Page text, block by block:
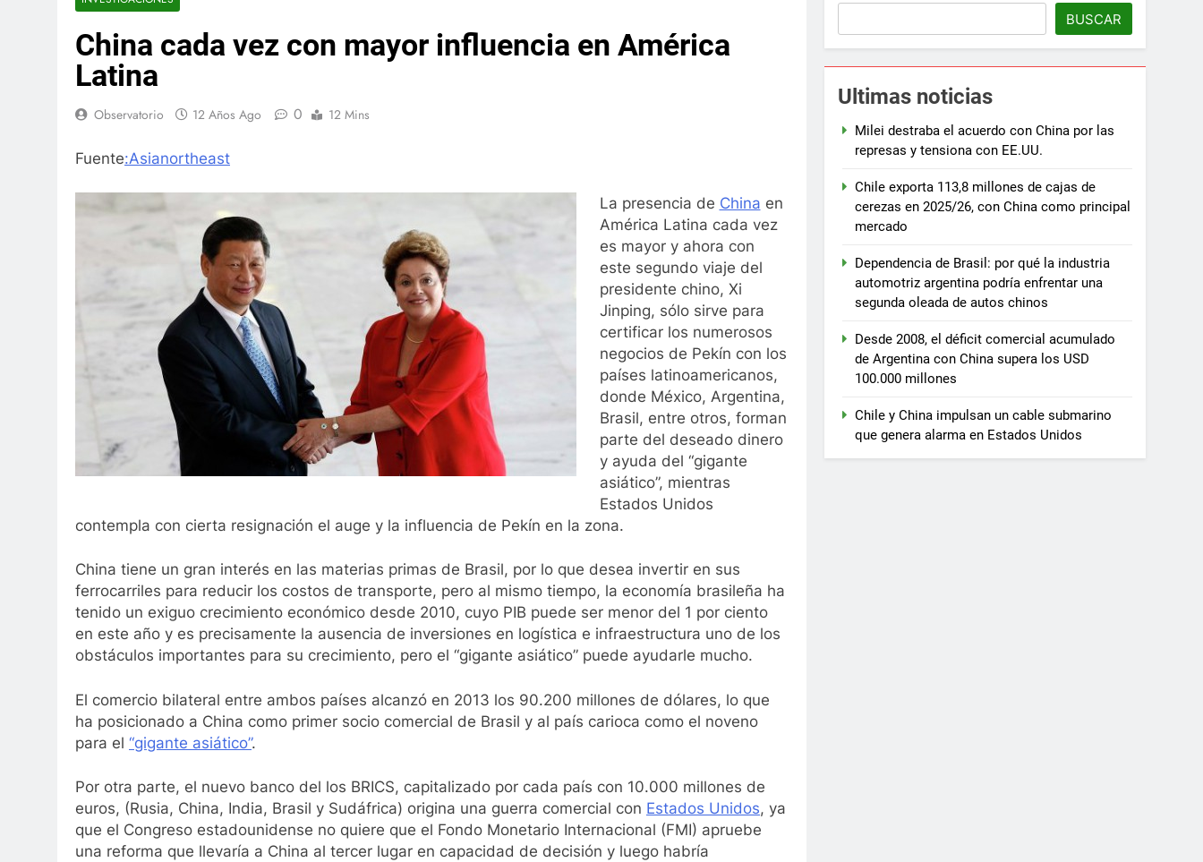
China cada vez con mayor influencia en América
Latina
Observatorio 12 Años Ago 0 12 Mins
Fuente:Asianortheast
La presencia de China en
América Latina cada vez
es mayor y ahora con
este segundo viaje del
presidente chino, Xi
Jinping, sólo sirve para
certificar los numerosos
negocios de Pekín con los
países latinoamericanos,
donde México, Argentina,
Brasil, entre otros, forman
parte del deseado dinero
y ayuda del “gigante
asiático”, mientras
Estados Unidos
contempla con cierta resignación el auge y la influencia de Pekín en la zona.
China tiene un gran interés en las materias primas de Brasil, por lo que desea invertir en sus
ferrocarriles para reducir los costos de transporte, pero al mismo tiempo, la economía brasileña ha
tenido un exiguo crecimiento económico desde 2010, cuyo PIB puede ser menor del 1 por ciento
en este año y es precisamente la ausencia de inversiones en logística e infraestructura uno de los
obstáculos importantes para su crecimiento, pero el “gigante asiático” puede ayudarle mucho.
El comercio bilateral entre ambos países alcanzó en 2013 los 90.200 millones de dólares, lo que
ha posicionado a China como primer socio comercial de Brasil y al país carioca como el noveno
para el “gigante asiático”.
Por otra parte, el nuevo banco del los BRICS, capitalizado por cada país con 10.000 millones de
euros, (Rusia, China, India, Brasil y Sudáfrica) origina una guerra comercial con Estados Unidos, ya
que el Congreso estadounidense no quiere que el Fondo Monetario Internacional (FMI) apruebe
una reforma que llevaría a China al tercer lugar en capacidad de decisión y luego habría
BUSCAR
Ultimas noticias
Milei destraba el acuerdo con China por las
represas y tensiona con EE.UU.
Chile exporta 113,8 millones de cajas de
cerezas en 2025/26, con China como principal
mercado
Dependencia de Brasil: por qué la industria
automotriz argentina podría enfrentar una
segunda oleada de autos chinos
Desde 2008, el déficit comercial acumulado
de Argentina con China supera los USD
100.000 millones
Chile y China impulsan un cable submarino
que genera alarma en Estados Unidos